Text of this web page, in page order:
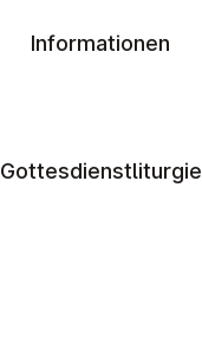
Informationen
Gottesdienstliturgie